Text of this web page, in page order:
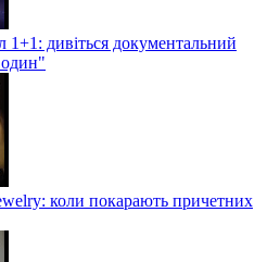
1+1: дивіться документальний
один"
коли покарають причетних